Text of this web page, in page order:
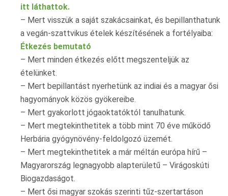
itt láthattok.
– Mert visszük a saját szakácsainkat, és bepillanthatunk
a vegán-szattvikus ételek készítésének a fortélyaiba:
Étkezés bemutató
– Mert minden étkezés előtt megszenteljük az
ételünket.
– Mert bepillantást nyerhetünk az indiai és a magyar ősi
hagyományok közös gyökereibe.
– Mert gyakorlott jógaoktatóktól tanulhatunk.
– Mert megtekinthetitek a több mint 70 éve működő
Herbária gyógynövény-feldolgozó üzemét.
– Mert megtekinthetitek a már méltán európa hírű –
Magyarország legnagyobb alapterületű – Virágoskúti
Biogazdaságot.
– Mert ősi magyar szokás szerinti tűz-szertartáson